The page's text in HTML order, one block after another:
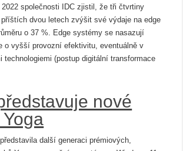
2022 společnosti IDC zjistil, že tři čtvrtiny
dvou letech zvýšit své výdaje na edge
o 37 %. Edge systémy se nasazují
o vyšší provozní efektivitu, eventuálně v
technologiemi (postup digitální transformace
nové
další generaci prémiových,